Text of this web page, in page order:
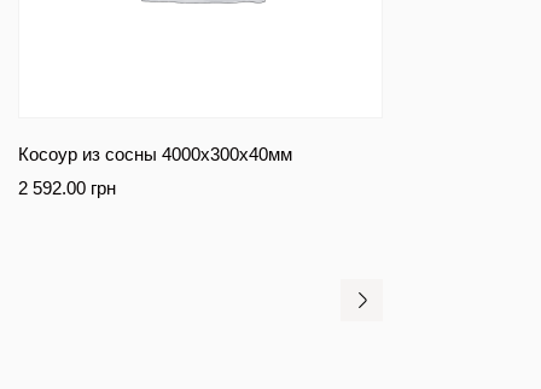
Косоур из сосны 4000x300x40мм
2 592.00 грн